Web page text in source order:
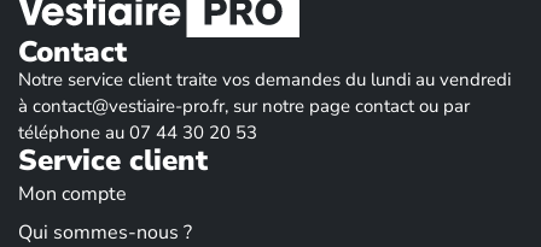
Contact
Notre service client traite vos demandes du lundi au vendredi
à contact@vestiaire-pro.fr, sur notre page contact ou par
téléphone au 07 44 30 20 53
Service client
Mon compte
Qui sommes-nous ?